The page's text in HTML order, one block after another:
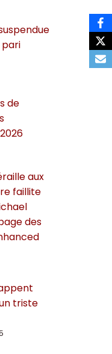
pari
de
aux
faillite
des
triste